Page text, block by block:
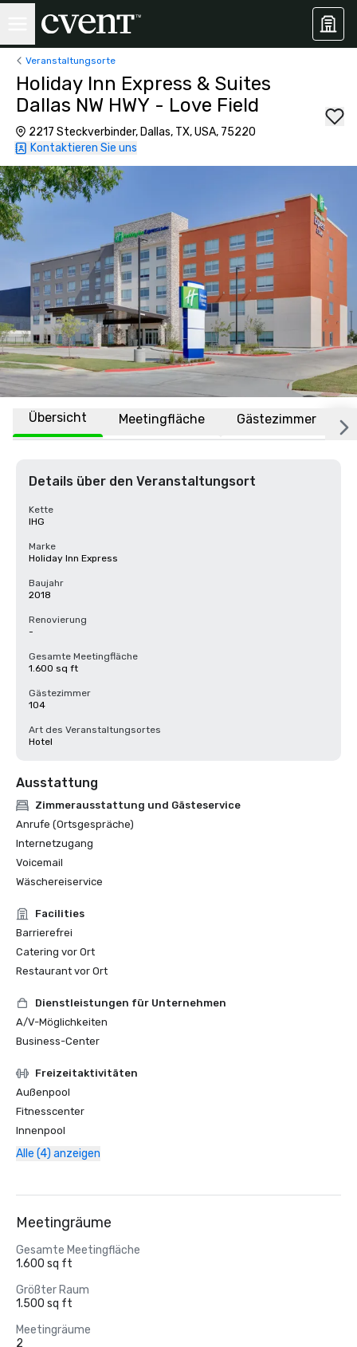
Veranstaltungsorte
Holiday Inn Express & Suites
Dallas NW HWY - Love Field
2217 Steckverbinder, Dallas, TX, USA, 75220
Kontaktieren Sie uns
Übersicht Meetingfläche Gästezimmer
Details über den Veranstaltungsort
Kette
IHG
Marke
Holiday Inn Express
Baujahr
2018
Renovierung
-
Gesamte Meetingfläche
1.600 sq ft
Gästezimmer
104
Art des Veranstaltungsortes
Hotel
Ausstattung
Zimmerausstattung und Gästeservice
Anrufe (Ortsgespräche)
Internetzugang
Voicemail
Wäschereiservice
Facilities
Barrierefrei
Catering vor Ort
Restaurant vor Ort
Dienstleistungen für Unternehmen
A/V-Möglichkeiten
Business-Center
Freizeitaktivitäten
Außenpool
Fitnesscenter
Innenpool
Alle (4) anzeigen
Meetingräume
Gesamte Meetingfläche
1.600 sq ft
Größter Raum
1.500 sq ft
Meetingräume
2